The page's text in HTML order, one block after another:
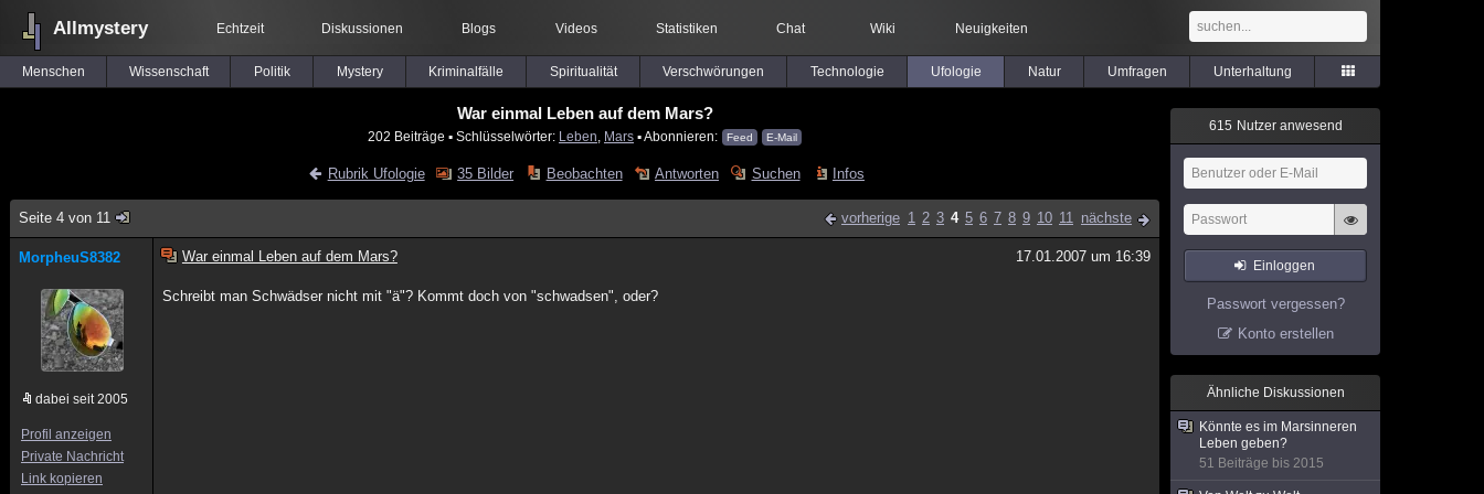
Allmystery Echtzeit Diskussionen Blogs Videos Statistiken Chat Wiki Neuigkeiten
Menschen Wissenschaft Politik Mystery Kriminalfälle Spiritualität Verschwörungen Technologie Ufologie Natur Umfragen Unterhaltung
War einmal Leben auf dem Mars?
202 Beiträge ▪ Schlüsselwörter: Leben Mars ▪ Abonnieren: Feed E-Mail
Rubrik Ufologie 35 Bilder Beobachten Antworten Suchen Infos
Seite 4 von 11 vorherige 1 2 3 4 5 6 7 8 9 10 11 nächste
MorpheuS8382
dabei seit 2005
Profil anzeigen
Private Nachricht
Link kopieren
War einmal Leben auf dem Mars? 17.01.2007 um 16:39
Schreibt man Schwädser nicht mit "ä"? Kommt doch von "schwadsen", oder?
615 Nutzer anwesend
Einloggen
Passwort vergessen?
Konto erstellen
Ähnliche Diskussionen
Könnte es im Marsinneren
Leben geben?
51 Beiträge bis 2015